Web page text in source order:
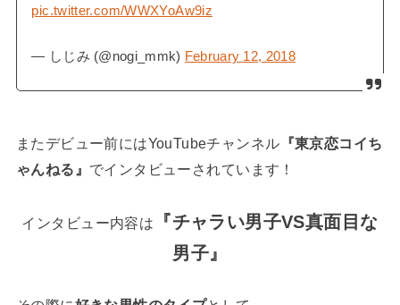
pic.twitter.com/WWXYoAw9iz
— しじみ (@nogi_mmk) February 12, 2018
またデビュー前にはYouTubeチャンネル 『東京恋コイち
ゃんねる』 でインタビューされています！
インタビュー内容は
『チャラい男子VS真面目な
男子』